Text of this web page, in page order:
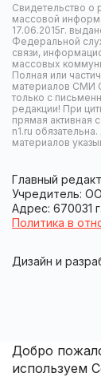
Свидетельство о
массовой
17.06.2015г.
Федеральной
связи,
массовых
Полная или
материалов СМИ
только с
редакции! При
прямая активная
n1.ru
материалов
Главный
Учредитель:
Адрес: 670031
Политика в
Дизайн и
Добро
используем